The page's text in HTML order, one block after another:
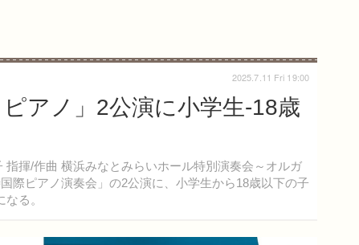
アノ」2公演に小学生-18歳
揮/作曲 横浜みなとみらいホール特別演奏会～オルガ
際ピアノ演奏会」の2公演に、小学生から18歳以下の子
る。
2025.7.11 Fri 19:00